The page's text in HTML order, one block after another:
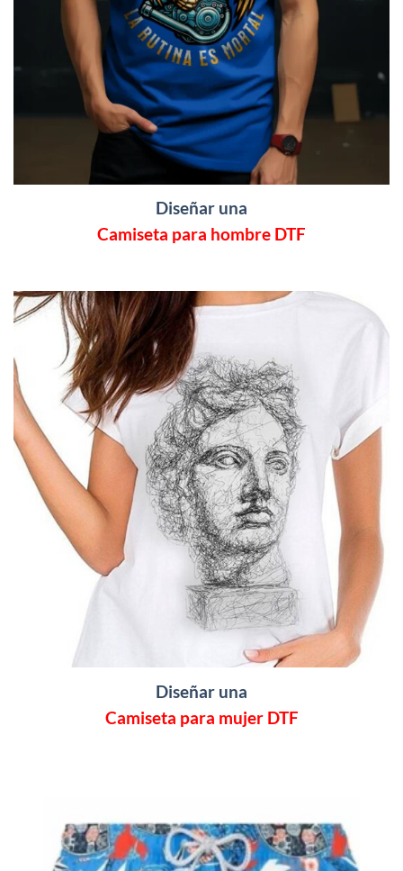
Diseñar una
Camiseta para hombre DTF
Diseñar una
Camiseta para mujer DTF